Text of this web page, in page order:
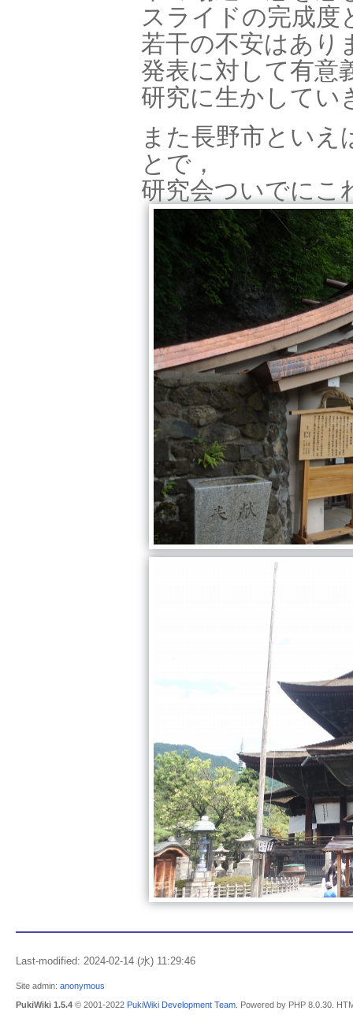
スライドの完成度
若干の不安はあり
発表に対して有意
研究に生かしてい
また長野市といえ
とで，
研究会ついでにこ
Last-modified: 2024-02-14 (水) 11:29:46
Site admin: anonymous
PukiWiki 1.5.4 © 2001-2022 PukiWiki Development Team . Powered by PHP 8.0.30.